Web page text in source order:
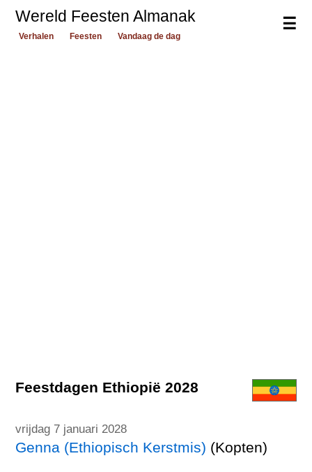
☰
Wereld Feesten Almanak
Verhalen Feesten Vandaag de dag
Feestdagen Ethiopië 2028
vrijdag 7 januari 2028
Genna (Ethiopisch Kerstmis) (Kopten)